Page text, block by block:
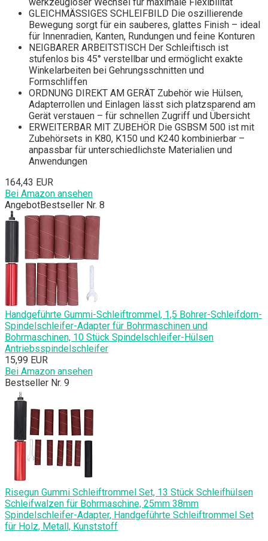
GLEICHMÄSSIGES SCHLEIFBILD Die oszillierende
Bewegung sorgt für ein sauberes, glattes Finish – ideal
für Innenradien, Kanten, Rundungen und feine Konturen
NEIGBARER ARBEITSTISCH Der Schleiftisch ist
stufenlos bis 45° verstellbar und ermöglicht exakte
Winkelarbeiten bei Gehrungsschnitten und
Formschliffen
ORDNUNG DIREKT AM GERÄT Zubehör wie Hülsen,
Adapterrollen und Einlagen lässt sich platzsparend am
Gerät verstauen – für schnellen Zugriff und Übersicht
ERWEITERBAR MIT ZUBEHÖR Die GSBSM 500 ist mit
Zubehörsets in K80, K150 und K240 kombinierbar –
anpassbar für unterschiedlichste Materialien und
Anwendungen
164,43 EUR
Bei Amazon ansehen
AngebotBestseller Nr. 8
Handgeführte Gummi-Schleiftrommel, 1,5 Bohrer-Schleifdorn-
Spindelschleifer-Adapter für Bohrmaschinen und
Bohrmaschinen, 10 Stück Spindelschleifer-Hülsen
Antriebsspindelschleifer
15,99 EUR
Bei Amazon ansehen
Bestseller Nr. 9
Risegun Gummi Schleiftrommel Set, 13 Stück Schleifhülsen
Schleifwalzen für Bohrmaschine, 25mm 38mm
Spindelschleifer-Adapter, Handgeführte Schleiftrommel Set
für Holz, Metall, Kunststoff